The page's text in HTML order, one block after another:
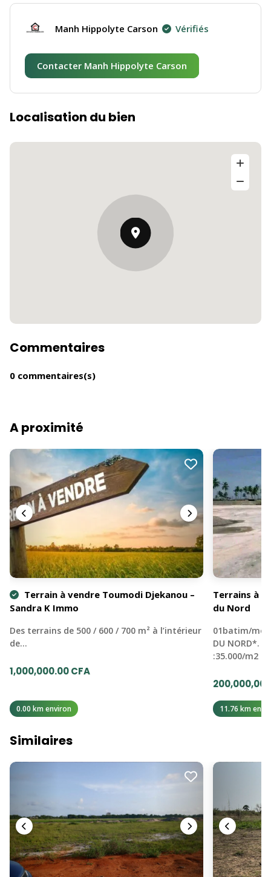
Manh Hippolyte Carson Vérifiés
Contacter Manh Hippolyte Carson
Localisation du bien
Commentaires
0 commentaires(s)
A proximité
Terrain à vendre Toumodi Djekanou –
Sandra K Immo
Des terrains de 500 / 600 / 700 m² à l’intérieur
de…
1,000,000.00 CFA
0.00 km environ
Terrains à
du Nord
01batim/
DU NORD*.
:35.000/m2
11.76 km
Similaires